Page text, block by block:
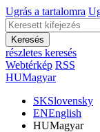
Ugrás a tartalomra
Keresés
részletes keresés
Webtérkép RSS
HUMagyar
SKSlovensky
ENEnglish
HUMagyar